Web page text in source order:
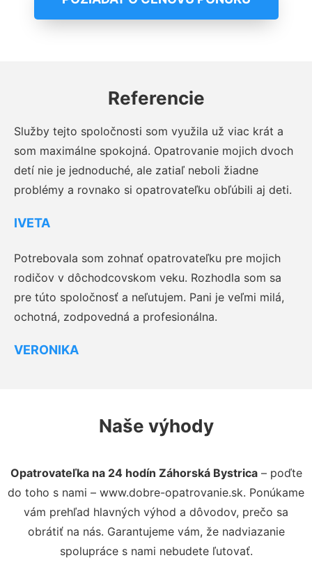
Referencie
Služby tejto spoločnosti som využila už viac krát a
som maximálne spokojná. Opatrovanie mojich dvoch
detí nie je jednoduché, ale zatiaľ neboli žiadne
problémy a rovnako si opatrovateľku obľúbili aj deti.
IVETA
Potrebovala som zohnať opatrovateľku pre mojich
rodičov v dôchodcovskom veku. Rozhodla som sa
pre túto spoločnosť a neľutujem. Pani je veľmi milá,
ochotná, zodpovedná a profesionálna.
VERONIKA
Naše výhody
Opatrovateľka na 24 hodín Záhorská Bystrica– poďte
do toho s nami – www.dobre-opatrovanie.sk. Ponúkame
vám prehľad hlavných výhod a dôvodov, prečo sa
obrátiť na nás. Garantujeme vám, že nadviazanie
spolupráce s nami nebudete ľutovať.